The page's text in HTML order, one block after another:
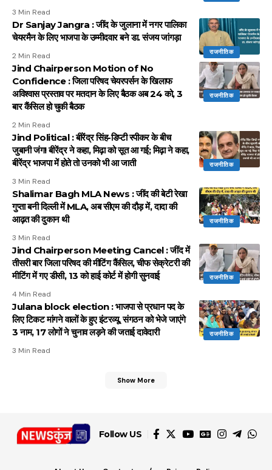
3 Min Read
राजनीतिक
Dr Sanjay Jangra : जींद के जुलाना में नगर पालिका
चेयरमैन के लिए भाजपा के उम्मीदवार बने डा. संजय जांगड़ा
2 Min Read
राजनीतिक
Jind Chairperson Motion of No
Confidence : जिला परिषद चेयरपर्सन के खिलाफ
अविश्वास प्रस्ताव पर मतदान के लिए बैठक अब 24 को, 3
बार कैंसिल हो चुकी बैठक
2 Min Read
राजनीतिक
Jind Political : बीरेंद्र सिंह-डिप्टी स्पीकर के बीच
जुबानी जंग! बीरेंद्र ने कहा, मिढ़ा को सूत आ गई; मिढ़ा ने कहा,
बीरेंद्र भाजपा में होते तो उनको भी आ जाती
3 Min Read
राजनीतिक
Shalimar Bagh MLA News : जींद की बेटी रेखा
गुप्ता बनी दिल्ली में MLA, अब सीएम की दौड़ में, दादा की
आढ़त की दुकान थी
3 Min Read
राजनीतिक
Jind Chairperson Meeting Cancel : जींद में
तीसरी बार जिला परिषद की मीटिंग कैंसिल, चीफ सेक्रेटरी की
मीटिंग में गए डीसी, 13 को हाई कोर्ट में होगी सुनवाई
4 Min Read
राजनीतिक
Julana block election : भाजपा से प्रधान पद के
लिए टिकट मांगने वालों के हुए इंटरव्यू, संगठन को भेजे जाएंगे
3 नाम, 17 लोगों ने चुनाव लड़ने की जताई दावेदारी
3 Min Read
Show More
Follow US